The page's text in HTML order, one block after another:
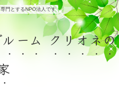
門とするNPO法人です
ーム クリオネの